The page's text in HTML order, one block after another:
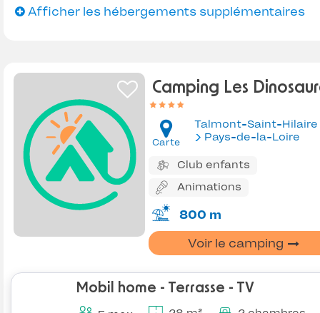
Afficher les hébergements supplémentaires
Camping Les
Carte
Talmont-Saint-Hilaire
Pays-de-la-Loire
Club enfants
Animations
800 m
Voir le camping
Mobil home - Terrasse - TV